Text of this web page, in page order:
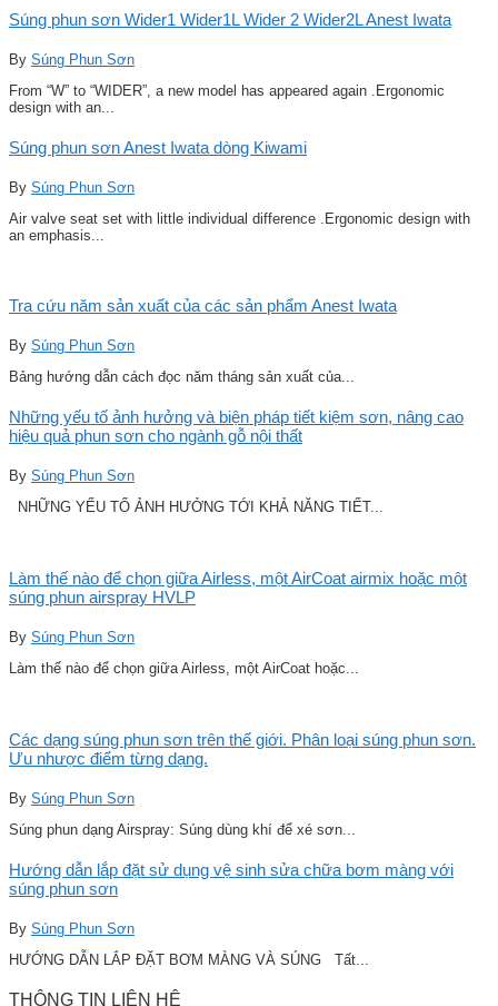
Súng phun sơn Wider1 Wider1L Wider 2 Wider2L Anest Iwata
By Súng Phun Sơn
From “W” to “WIDER”, a new model has appeared again .Ergonomic
design with an...
Súng phun sơn Anest Iwata dòng Kiwami
By Súng Phun Sơn
Air valve seat set with little individual difference .Ergonomic design with
an emphasis...
Tra cứu năm sản xuất của các sản phẩm Anest Iwata
By Súng Phun Sơn
Bảng hướng dẫn cách đọc năm tháng sản xuất của...
Những yếu tố ảnh hưởng và biện pháp tiết kiệm sơn, nâng cao
hiệu quả phun sơn cho ngành gỗ nội thất
By Súng Phun Sơn
NHỮNG YẾU TỐ ẢNH HƯỞNG TỚI KHẢ NĂNG TIẾT...
Làm thế nào để chọn giữa Airless, một AirCoat airmix hoặc một
súng phun airspray HVLP
By Súng Phun Sơn
Làm thế nào để chọn giữa Airless, một AirCoat hoặc...
Các dạng súng phun sơn trên thế giới. Phân loại súng phun sơn.
Ưu nhược điểm từng dạng.
By Súng Phun Sơn
Súng phun dạng Airspray: Súng dùng khí để xé sơn...
Hướng dẫn lắp đặt sử dụng vệ sinh sửa chữa bơm màng với
súng phun sơn
By Súng Phun Sơn
HƯỚNG DẪN LẮP ĐẶT BƠM MÀNG VÀ SÚNG Tất...
THÔNG TIN LIÊN HỆ